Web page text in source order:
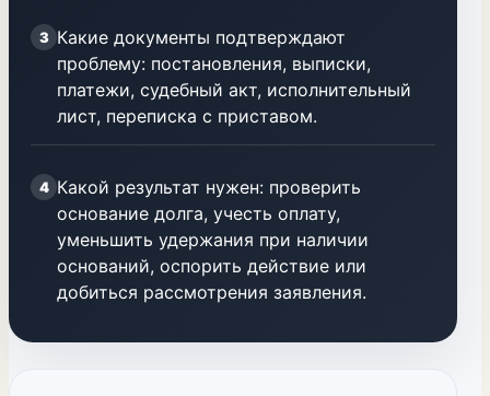
3 Какие документы подтверждают
проблему: постановления, выписки,
платежи, судебный акт, исполнительный
лист, переписка с приставом.
4 Какой результат нужен: проверить
основание долга, учесть оплату,
уменьшить удержания при наличии
оснований, оспорить действие или
добиться рассмотрения заявления.